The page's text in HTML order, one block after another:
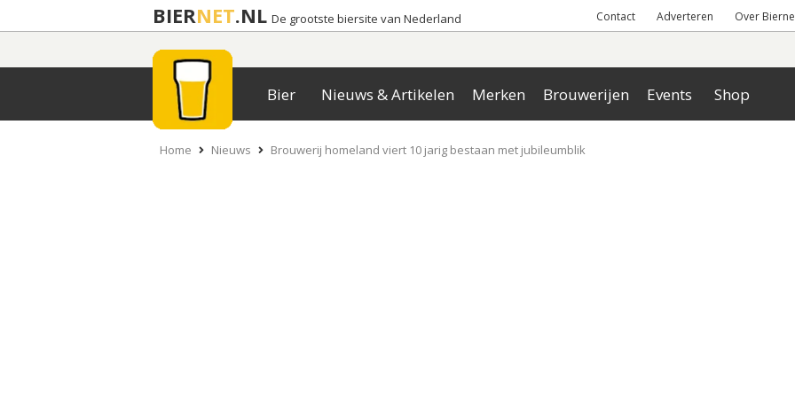
BIERNET.NL De grootste biersite van Nederland Contact Adverteren Over
Bier Nieuws & Artikelen Merken Brouwerijen Events Shop
Home Nieuws Brouwerij homeland viert 10 jarig bestaan met jubileumblik